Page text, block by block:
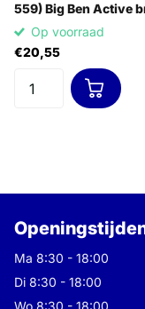
559) Big Ben Active
Op voorraad
€20,55
Ma 8:30 - 18:00
Di 8:30 - 18:00